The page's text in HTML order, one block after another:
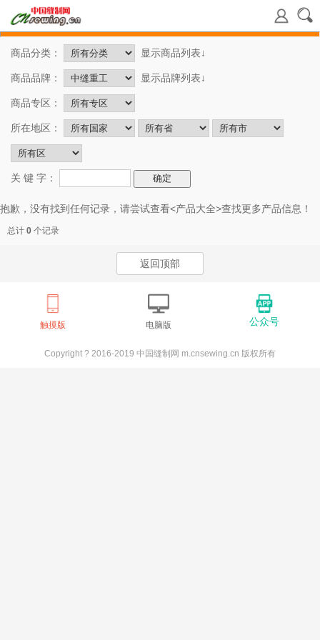
商品分类： 显示商品列表↓
商品品牌： 显示品牌列表↓
商品专区：
所在地区：
关 键 字：
抱歉，没有找到任何记录，请尝试查看<产品大全>查找更多产品信息！
总计 0 个记录
返回顶部
触摸版 电脑版 公众号
Copyright ? 2016-2019 中国缝制网 m.cnsewing.cn 版权所有